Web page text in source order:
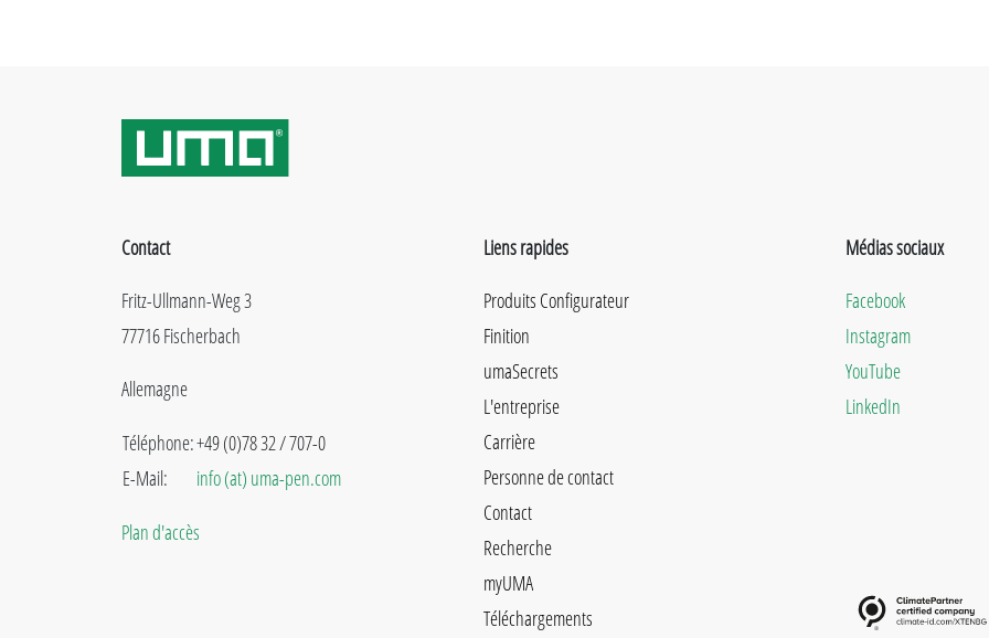
Contact
Fritz-Ullmann-Weg 3
77716 Fischerbach
Allemagne
Téléphone:
E-Mail:
+49 (0)78 32 / 707-0
info (at) uma-pen.com
Plan d'accès
Liens rapides
Produits Configurateur
Finition
umaSecrets
L'entreprise
Carrière
Personne de contact
Contact
Recherche
myUMA
Téléchargements
Médias sociaux
Facebook
Instagram
YouTube
LinkedIn